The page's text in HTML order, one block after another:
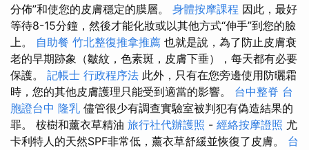
分佈”和使您的皮膚穩定的膜層。 身體按摩課程 因此，最好
等待8-15分鐘，然後才能化妝或以其他方式“伸手”到您的臉
上。 自助餐 竹北整復推拿推薦 也就是說，為了防止皮膚衰
老的早期跡象（皺紋，色素斑，皮膚下垂），每天都有必要
保護。 記帳士 行政程序法 此外，只有在您旁邊使用防曬霜
時，您的其他皮膚護理只能受到適當的影響。 台中整脊 台
胞證台中 隆乳 儘管很少有調查實驗室被判犯有偽造結果的
罪。 桉樹和薰衣草精油 旅行社代辦護照 - 經絡按摩證照 尤
卡利特人的天然SPF非常低，薰衣草舒緩並恢復了皮膚。 台